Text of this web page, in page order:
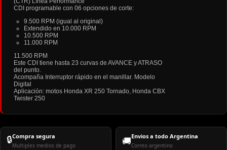
CDI programable con 06 opciones de corte:
9.500 RPM (igual al original)
Extendido en 10.000 RPM
10.500 RPM
11.000 RPM
11.500 RPM
Este CDI tiene hasta 23 curvas de AVANCE y ATRASO
del punto.
Acompaña Interruptor rápido en el manillar. Modelo
Digital
Aplicación: motos Honda XR 250 Tornado, Honda CBX
Twister 250
🔒Compra segura
Multiples medios de pago 🚚Envios a todo Argentina
Correo argentino